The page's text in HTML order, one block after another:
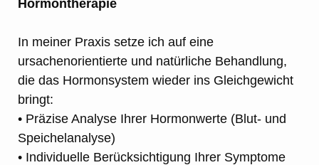
Hormontherapie
In meiner Praxis setze ich auf eine
ursachenorientierte und natürliche Behandlung,
die das Hormonsystem wieder ins Gleichgewicht
bringt:
• Präzise Analyse Ihrer Hormonwerte (Blut- und
Speichelanalyse)
• Individuelle Berücksichtigung Ihrer Symptome